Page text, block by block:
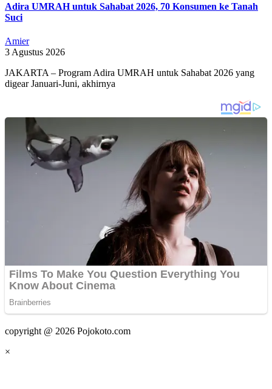
Adira UMRAH untuk Sahabat 2026, 70 Konsumen ke Tanah
Suci
Amier
3 Agustus 2026
JAKARTA – Program Adira UMRAH untuk Sahabat 2026 yang
digear Januari-Juni, akhirnya
copyright @ 2026 Pojokoto.com
×